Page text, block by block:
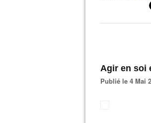
Agir en soi
Publié le 4 Mai